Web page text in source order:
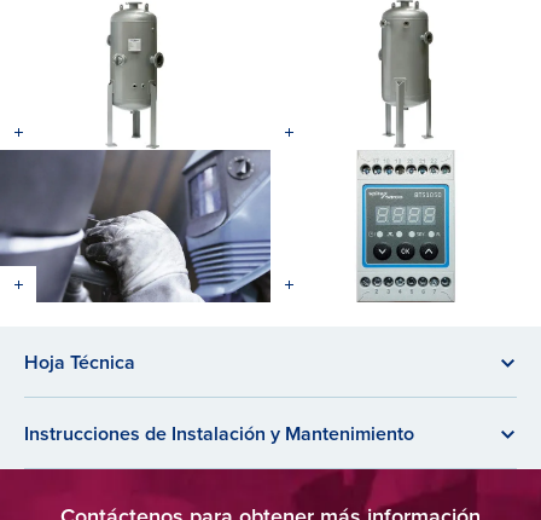
Hoja Técnica
Instrucciones de Instalación y Mantenimiento